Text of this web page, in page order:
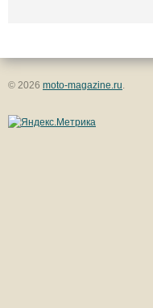
© 2026 moto-magazine.ru